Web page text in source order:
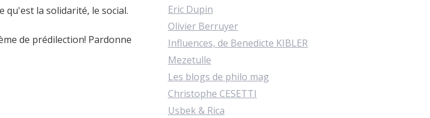
la solidarité, le social.
de prédilection! Pardonne
Eric Dupin
Olivier Berruyer
Influences, de Benedicte KIBLER
Mezetulle
Les blogs de philo mag
Christophe CESETTI
Usbek & Rica